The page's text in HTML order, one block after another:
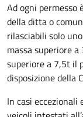
Ad ogni permesso
della ditta o
rilasciabili solo
massa superiore
superiore a 7,5t il
disposizione della
In casi